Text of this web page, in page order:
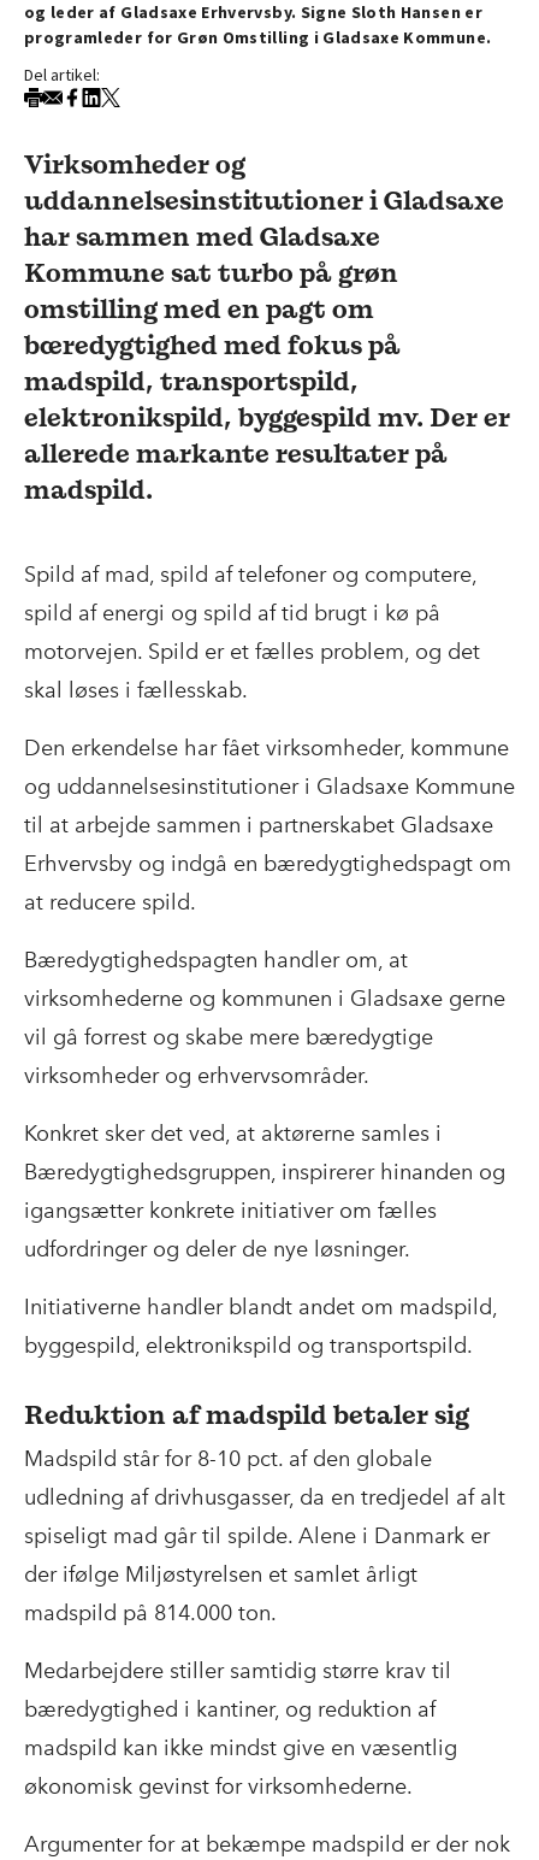
og leder af Gladsaxe Erhvervsby. Signe Sloth Hansen er
programleder for Grøn Omstilling i Gladsaxe Kommune.
Del artikel:
Virksomheder og
uddannelsesinstitutioner i Gladsaxe
har sammen med Gladsaxe
Kommune sat turbo på grøn
omstilling med en pagt om
bæredygtighed med fokus på
madspild, transportspild,
elektronikspild, byggespild mv. Der er
allerede markante resultater på
madspild.
Spild af mad, spild af telefoner og computere,
spild af energi og spild af tid brugt i kø på
motorvejen. Spild er et fælles problem, og det
skal løses i fællesskab.
Den erkendelse har fået virksomheder, kommune
og uddannelsesinstitutioner i Gladsaxe Kommune
til at arbejde sammen i partnerskabet Gladsaxe
Erhvervsby og indgå en bæredygtighedspagt om
at reducere spild.
Bæredygtighedspagten handler om, at
virksomhederne og kommunen i Gladsaxe gerne
vil gå forrest og skabe mere bæredygtige
virksomheder og erhvervsområder.
Konkret sker det ved, at aktørerne samles i
Bæredygtighedsgruppen, inspirerer hinanden og
igangsætter konkrete initiativer om fælles
udfordringer og deler de nye løsninger.
Initiativerne handler blandt andet om madspild,
byggespild, elektronikspild og transportspild.
Reduktion af madspild betaler sig
Madspild står for 8-10 pct. af den globale
udledning af drivhusgasser, da en tredjedel af alt
spiseligt mad går til spilde. Alene i Danmark er
der ifølge Miljøstyrelsen et samlet årligt
madspild på 814.000 ton.
Medarbejdere stiller samtidig større krav til
bæredygtighed i kantiner, og reduktion af
madspild kan ikke mindst give en væsentlig
økonomisk gevinst for virksomhederne.
Argumenter for at bekæmpe madspild er der nok